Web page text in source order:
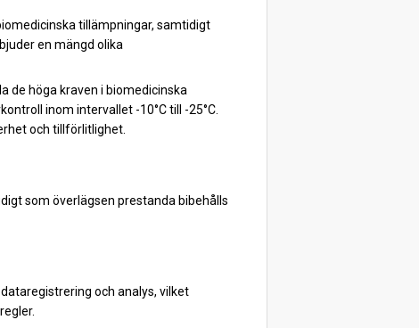
tillämpningar, samtidigt
en mängd olika
de höga kraven i biomedicinska
inom intervallet -10°C till -25°C.
och tillförlitlighet.
som överlägsen prestanda bibehålls
och analys, vilket